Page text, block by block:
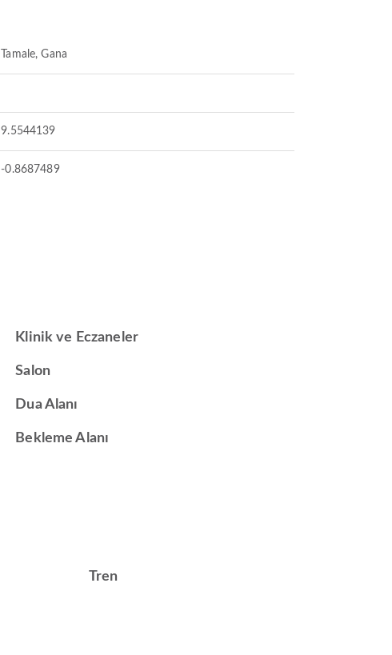
Tamale, Gana
9.5544139
-0.8687489
Klinik ve Eczaneler
Salon
Dua Alanı
Bekleme Alanı
Tren